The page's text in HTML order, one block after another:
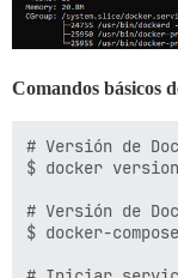
Comandos básicos
# Versión de
$ docker version
# Versión de
$ docker-